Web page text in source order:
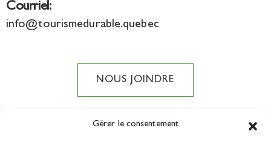
Gérer le consentement
Courriel:
info@tourismedurable.quebec
NOUS JOINDRE